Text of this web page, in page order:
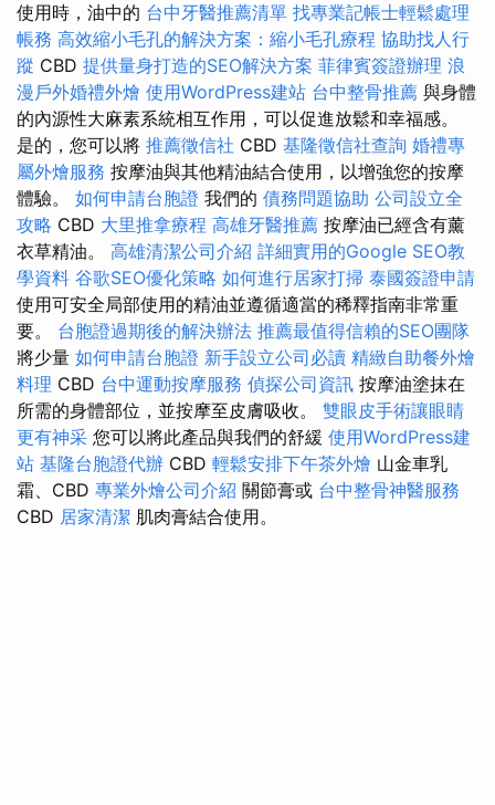
使用時，油中的 台中牙醫推薦清單 找專業記帳士輕鬆處理
帳務 高效縮小毛孔的解決方案：縮小毛孔療程 協助找人行
蹤 CBD 提供量身打造的SEO解決方案 菲律賓簽證辦理 浪
漫戶外婚禮外燴 使用WordPress建站 台中整骨推薦 與身體
的內源性大麻素系統相互作用，可以促進放鬆和幸福感。
是的，您可以將 推薦徵信社 CBD 基隆徵信社查詢 婚禮專
屬外燴服務 按摩油與其他精油結合使用，以增強您的按摩
體驗。 如何申請台胞證 我們的 債務問題協助 公司設立全
攻略 CBD 大里推拿療程 高雄牙醫推薦 按摩油已經含有薰
衣草精油。 高雄清潔公司介紹 詳細實用的Google SEO教
學資料 谷歌SEO優化策略 如何進行居家打掃 泰國簽證申請
使用可安全局部使用的精油並遵循適當的稀釋指南非常重
要。 台胞證過期後的解決辦法 推薦最值得信賴的SEO團隊
將少量 如何申請台胞證 新手設立公司必讀 精緻自助餐外燴
料理 CBD 台中運動按摩服務 偵探公司資訊 按摩油塗抹在
所需的身體部位，並按摩至皮膚吸收。 雙眼皮手術讓眼睛
更有神采 您可以將此產品與我們的舒緩 使用WordPress建
站 基隆台胞證代辦 CBD 輕鬆安排下午茶外燴 山金車乳
霜、CBD 專業外燴公司介紹 關節膏或 台中整骨神醫服務
CBD 居家清潔 肌肉膏結合使用。